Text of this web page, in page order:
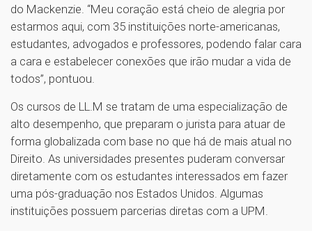
do Mackenzie. “Meu coração está cheio de alegria por
estarmos aqui, com 35 instituições norte-americanas,
estudantes, advogados e professores, podendo falar cara
a cara e estabelecer conexões que irão mudar a vida de
todos”, pontuou.
Os cursos de LL.M se tratam de uma especialização de
alto desempenho, que preparam o jurista para atuar de
forma globalizada com base no que há de mais atual no
Direito. As universidades presentes puderam conversar
diretamente com os estudantes interessados em fazer
uma pós-graduação nos Estados Unidos. Algumas
instituições possuem parcerias diretas com a UPM.